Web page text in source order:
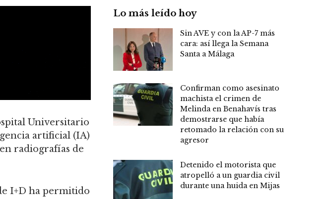
Universitario
artificial (IA)
radiografías de
I+D ha permitido
Lo más leído hoy
Sin AVE y con la AP-7 más
cara: así llega la Semana
Santa a Málaga
Confirman como asesinato
machista el crimen de
Melinda en Benahavís tras
demostrarse que había
retomado la relación con su
agresor
Detenido el motorista que
atropelló a un guardia civil
durante una huida en Mijas